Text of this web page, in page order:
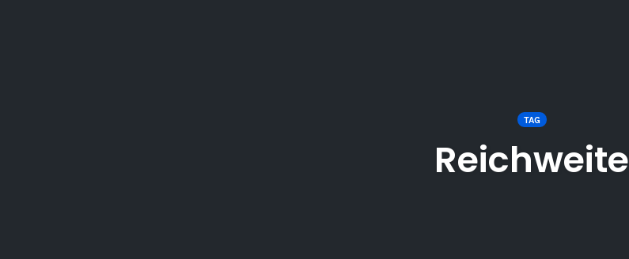
TAG
Reichweite